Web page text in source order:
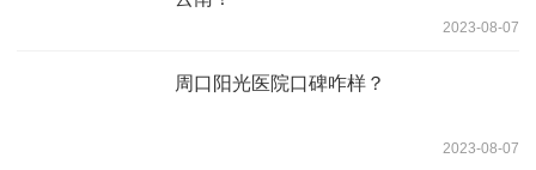
2023-08-07
周口阳光医院口碑咋样？
2023-08-07